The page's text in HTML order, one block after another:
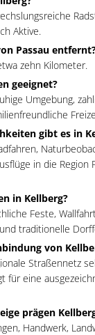
Aktive.
Passau
zehn Kilometer.
geeignet?
Umgebung,
gibt es in
in die Region
in Kellberg?
Feste,
traditionelle
von
Straßennetz
für eine
prägen
Handwerk,